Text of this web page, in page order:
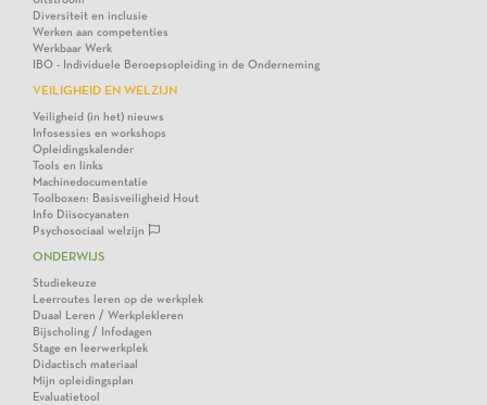
Diversiteit en inclusie
Werken aan competenties
Werkbaar Werk
IBO - Individuele Beroepsopleiding in de Onderneming
VEILIGHEID EN WELZIJN
Veiligheid (in het) nieuws
Infosessies en workshops
Opleidingskalender
Tools en links
Machinedocumentatie
Toolboxen: Basisveiligheid Hout
Info Diisocyanaten
Psychosociaal welzijn
ONDERWIJS
Studiekeuze
Leerroutes leren op de werkplek
Duaal Leren / Werkplekleren
Bijscholing / Infodagen
Stage en leerwerkplek
Didactisch materiaal
Mijn opleidingsplan
Evaluatietool